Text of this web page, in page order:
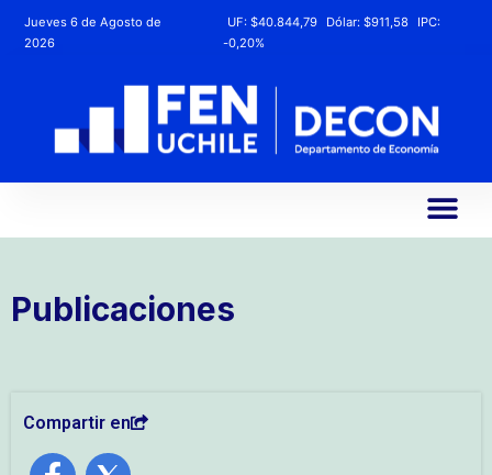
Jueves 6 de Agosto de
2026
UF:$40.844,79 Dólar:$911,58
IPC:
-0,20%
Publicaciones
Compartir en